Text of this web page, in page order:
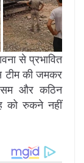
से प्रभावित
टीम की जमकर
और कठिन
को रुकने नहीं